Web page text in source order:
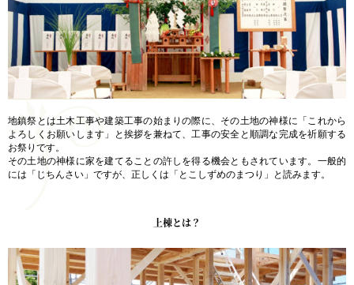
地鎮祭とは土木工事や建築工事の始まりの際に、その土地の神様に「これから
よろしくお願いします」と挨拶を兼ねて、工事の安全と順調な完成を祈願する
お祭りです。
その土地の神様に家を建てることの許しを得る機会ともされています。一般的
には「じちんさい」ですが、正しくは「とこしずめのまつり」と読みます。
上棟とは？